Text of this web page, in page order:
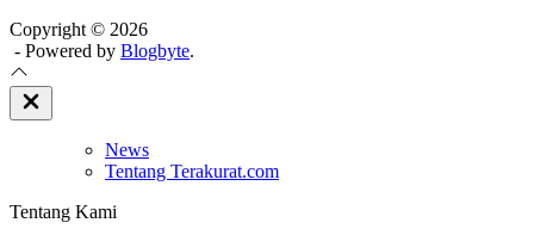
Copyright © 2026
- Powered by Blogbyte.
Close
Off
News
Tentang Terakurat.com
Tentang Kami